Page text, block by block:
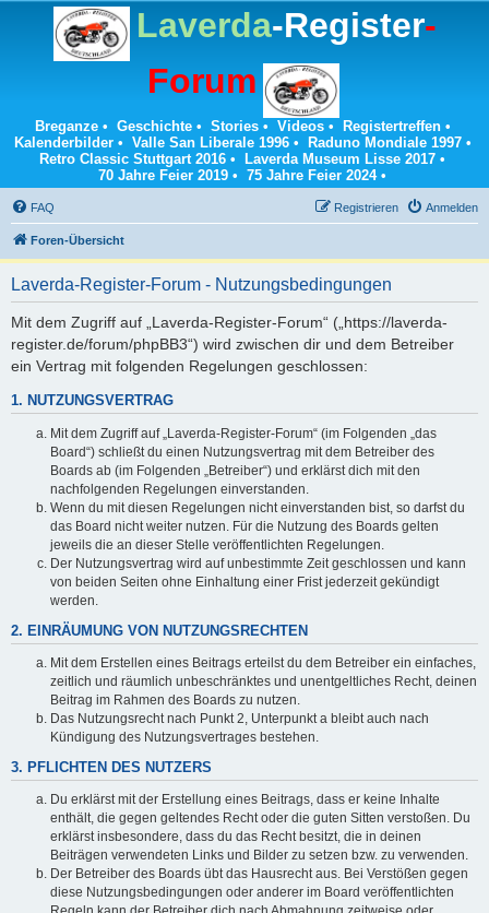
Laverda-Register-
Forum
Breganze• Geschichte• Stories• Videos• Registertreffen•
Kalenderbilder• Valle San Liberale 1996• Raduno Mondiale 1997•
Retro Classic Stuttgart 2016 • Laverda Museum Lisse 2017 •
70 Jahre Feier 2019 • 75 Jahre Feier 2024•
FAQ Anmelden
Registrieren
Foren-Übersicht
Laverda-Register-Forum - Nutzungsbedingungen
Mit dem Zugriff auf „Laverda-Register-Forum“ („https://laverda-
register.de/forum/phpBB3“) wird zwischen dir und dem Betreiber
ein Vertrag mit folgenden Regelungen geschlossen:
1. NUTZUNGSVERTRAG
Mit dem Zugriff auf „Laverda-Register-Forum“ (im Folgenden „das
Board“) schließt du einen Nutzungsvertrag mit dem Betreiber des
Boards ab (im Folgenden „Betreiber“) und erklärst dich mit den
nachfolgenden Regelungen einverstanden.
Wenn du mit diesen Regelungen nicht einverstanden bist, so darfst du
das Board nicht weiter nutzen. Für die Nutzung des Boards gelten
jeweils die an dieser Stelle veröffentlichten Regelungen.
Der Nutzungsvertrag wird auf unbestimmte Zeit geschlossen und kann
von beiden Seiten ohne Einhaltung einer Frist jederzeit gekündigt
werden.
2. EINRÄUMUNG VON NUTZUNGSRECHTEN
Mit dem Erstellen eines Beitrags erteilst du dem Betreiber ein einfaches,
zeitlich und räumlich unbeschränktes und unentgeltliches Recht, deinen
Beitrag im Rahmen des Boards zu nutzen.
Das Nutzungsrecht nach Punkt 2, Unterpunkt a bleibt auch nach
Kündigung des Nutzungsvertrages bestehen.
3. PFLICHTEN DES NUTZERS
Du erklärst mit der Erstellung eines Beitrags, dass er keine Inhalte
enthält, die gegen geltendes Recht oder die guten Sitten verstoßen. Du
erklärst insbesondere, dass du das Recht besitzt, die in deinen
Beiträgen verwendeten Links und Bilder zu setzen bzw. zu verwenden.
Der Betreiber des Boards übt das Hausrecht aus. Bei Verstößen gegen
diese Nutzungsbedingungen oder anderer im Board veröffentlichten